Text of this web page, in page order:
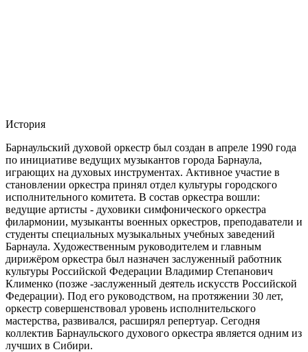
История
Барнаульский духовой оркестр был создан в апреле 1990 года
по инициативе ведущих музыкантов города Барнаула,
играющих на духовых инструментах. Активное участие в
становлении оркестра принял отдел культуры городского
исполнительного комитета. В состав оркестра вошли:
ведущие артисты - духовики симфонического оркестра
филармонии, музыканты военных оркестров, преподаватели и
студенты специальных музыкальных учебных заведений
Барнаула. Художественным руководителем и главным
дирижёром оркестра был назначен заслуженный работник
культуры Российской Федерации Владимир Степанович
Клименко (позже -заслуженный деятель искусств Российской
Федерации). Под его руководством, на протяжении 30 лет,
оркестр совершенствовал уровень исполнительского
мастерства, развивался, расширял репертуар. Сегодня
коллектив Барнаульского духового оркестра является одним из
лучших в Сибири.